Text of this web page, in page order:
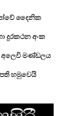
දෛනික
දුරකථන අංක
අලෙවි මණ්ඩලය
හමුවෙයි